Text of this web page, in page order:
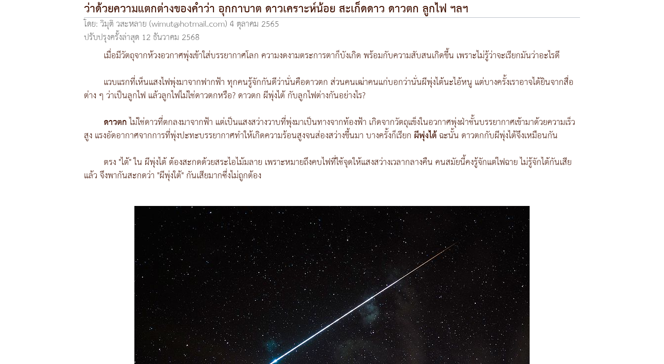
ว่าด้วยความแตกต่างของคำว่า อุกกาบาต ดาวเคราะห์น้อย สะเก็ดดาว ดาวตก ลูกไฟ ฯลฯ
โดย: วิมุติ วสะหลาย (wimut@hotmail.com)4 ตุลาคม 2565
ปรับปรุงครั้งล่าสุด 12 ธันวาคม 2568
เมื่อมีวัตถุจากห้วงอวกาศพุ่งเข้าใส่บรรยากาศโลก ความงดงามตระการตาก็บังเกิด พร้อมกับความสับสนเกิดขึ้น เพราะไม่รู้ว่าจะเรียกมันว่าอะไรดี
แวบแรกที่เห็นแสงไฟพุ่งมาจากฟากฟ้า ทุกคนรู้จักกันดีว่านั่นคือดาวตก ส่วนคนเฒ่าคนแก่บอกว่านั่นผีพุ่งไต้นะไอ้หนู แต่บางครั้งเราอาจได้ยินจากสื่อ
ต่าง ๆ ว่าเป็นลูกไฟ แล้วลูกไฟไม่ใช่ดาวตกหรือ? ดาวตก ผีพุ่งไต้ กับลูกไฟต่างกันอย่างไร?
ดาวตกไม่ใช่ดาวที่ตกลงมาจากฟ้า แต่เป็นแสงสว่างวาบที่พุ่งมาเป็นทางจากท้องฟ้า เกิดจากวัตถุแข็งในอวกาศพุ่งฝ่าชั้นบรรยากาศเข้ามาด้วยความเร็ว
สูง แรงอัดอากาศจากการที่พุ่งปะทะบรรยากาศทำให้เกิดความร้อนสูงจนส่องสว่างขึ้นมา บางครั้งก็เรียกผีพุ่งไต้ฉะนั้น ดาวตกกับผีพุ่งไต้จึงเหมือนกัน
ตรง "ไต้" ใน ผีพุ่งไต้ ต้องสะกดด้วยสระไอไม้มลาย เพราะหมายถึงคบไฟที่ใช้จุดให้แสงสว่างเวลากลางคืน คนสมัยนี้คงรู้จักแต่ไฟฉาย ไม่รู้จักไต้กันเสีย
แล้ว จึงพากันสะกดว่า "ผีพุ่งใต้" กันเสียมากซึ่งไม่ถูกต้อง